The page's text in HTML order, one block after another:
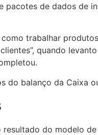
pacotes de dados de
trabalhar
quando
do balanço da Caixa
do modelo